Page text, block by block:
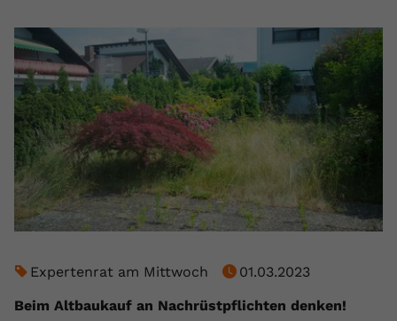
Expertenrat am Mittwoch
01.03.2023
Beim Altbaukauf an Nachrüstpflichten denken!